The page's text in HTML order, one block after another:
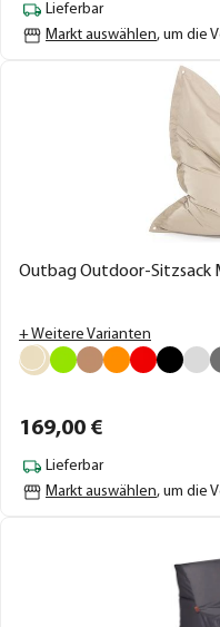
Lieferbar
Markt auswählen, um die
Outbag Outdoor-Sitzsack
+ Weitere Varianten
169,00 €
Lieferbar
Markt auswählen, um die